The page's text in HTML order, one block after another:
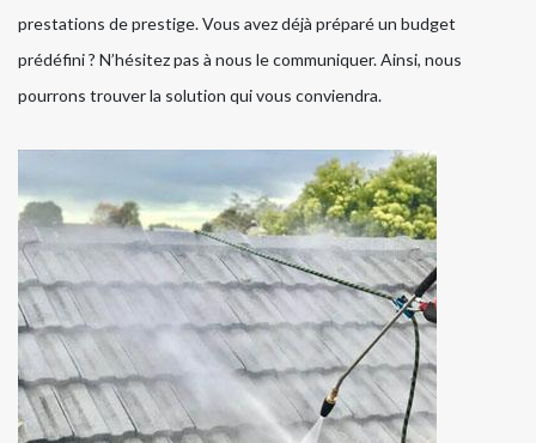
prestations de prestige. Vous avez déjà préparé un budget
prédéfini ? N’hésitez pas à nous le communiquer. Ainsi, nous
pourrons trouver la solution qui vous conviendra.